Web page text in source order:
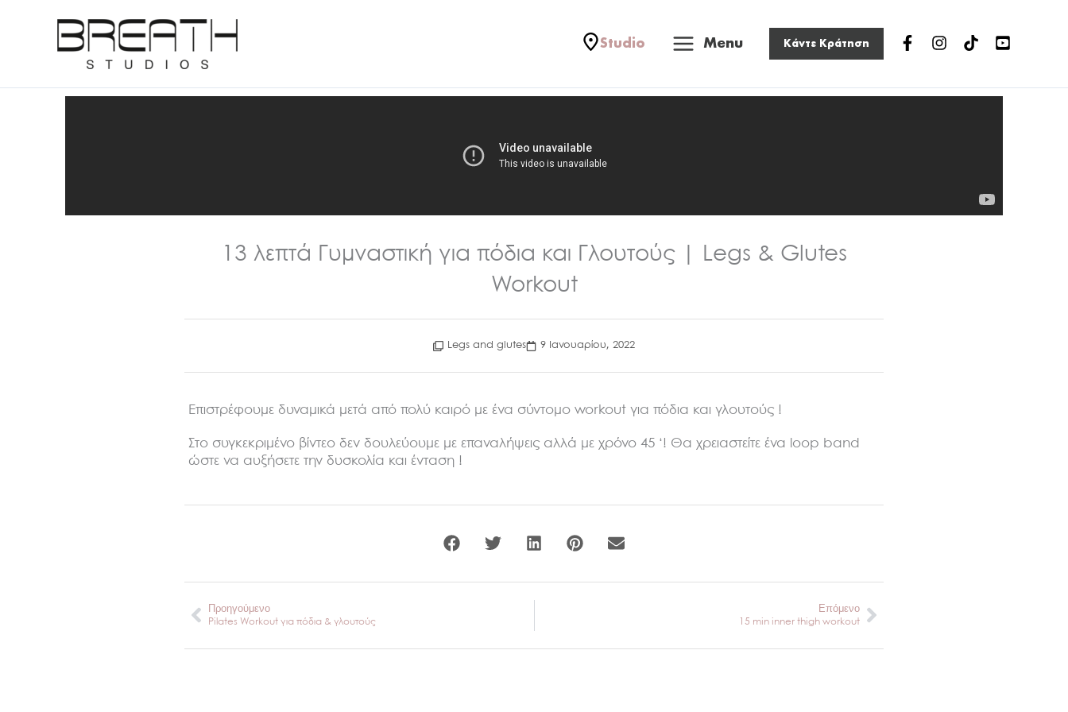
περιεχόμενο
Studio
Menu
Menu Κάντε Κράτηση
13 λεπτά Γυμναστική για πόδια και Γλουτούς | Legs & Glutes
Workout
Legs and glutes 9 Ιανουαρίου, 2022
Επιστρέφουμε δυναμικά μετά από πολύ καιρό με ένα σύντομο workout για πόδια και γλουτούς !
Στο συγκεκριμένο βίντεο δεν δουλεύουμε με επαναλήψεις αλλά με χρόνο 45 ‘! Θα χρειαστείτε ένα loop band
ώστε να αυξήσετε την δυσκολία και ένταση !
Prev
Προηγούμενο
Pilates Workout για πόδια & γλουτούς
Επόμενο
15 min inner thigh workout
Next